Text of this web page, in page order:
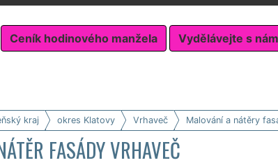
Ceník hodinového manžela Vydělávejte s
kraj okres Klatovy Vrhaveč Malování a nátěry
FASÁDY VRHAVEČ